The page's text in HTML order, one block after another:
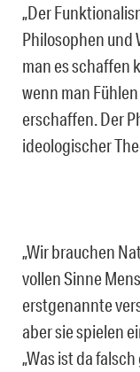
„Der
Philosophen und
man es schaffen
wenn man
erschaffen. Der
ideologischer
„Wir brauchen
vollen Sinne
erstgenannte
aber sie spielen
„Was ist da